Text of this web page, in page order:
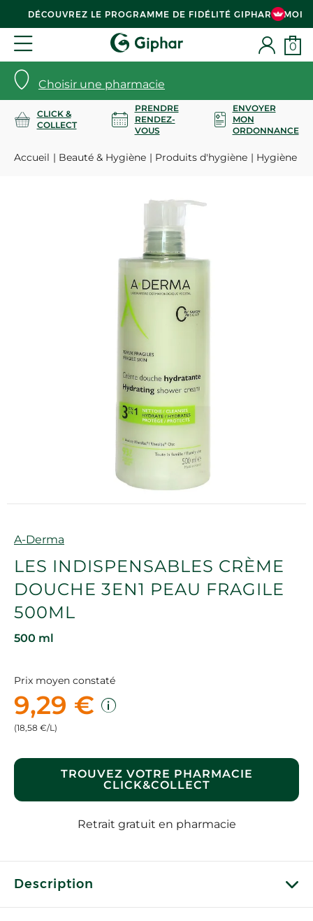
DÉCOUVREZ LE PROGRAMME DE FIDÉLITÉ GIPHAR & MOI
Choisir une pharmacie
0
CLICK &
COLLECT
PRENDRE
RENDEZ-
VOUS
ENVOYER
MON
ORDONNANCE
Accueil Beauté & Hygiène Produits d'hygiène Hygiène
Marque
A-Derma
LES INDISPENSABLES CRÈME
DOUCHE 3EN1 PEAU FRAGILE
500ML
500 ml
Prix moyen constaté
9,29 €
(18,58 €/L)
TROUVEZ VOTRE PHARMACIE
CLICK&COLLECT
Retrait gratuit en pharmacie
Description